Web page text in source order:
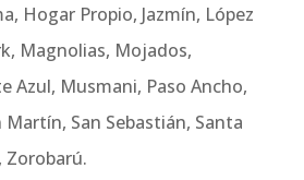
Hogar Propio, Jazmín, López
Magnolias, Mojados,
Azul, Musmani, Paso Ancho,
Martín, San Sebastián, Santa
Zorobarú.